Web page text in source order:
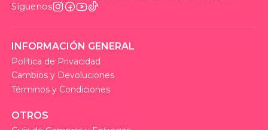
Síguenos
INFORMACIÓN GENERAL
Política de Privacidad
Cambios y Devoluciones
Términos y Condiciones
OTROS